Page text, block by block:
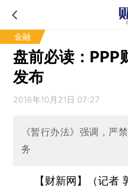
金融
盘前必读：PPP
发布
2016年10月21日 07:27
《暂行办法》强调，严
务
【财新网】（记者